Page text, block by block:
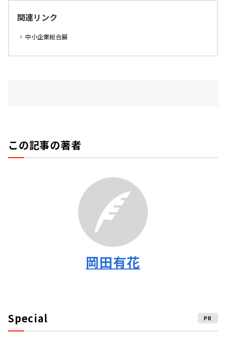
関連リンク
中小企業総合展
この記事の著者
岡田有花
Special PR